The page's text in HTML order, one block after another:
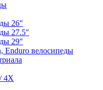
26"
27.5"
29"
Enduro велосипеды
4X